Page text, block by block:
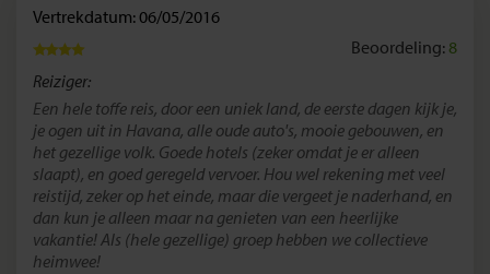
Vertrekdatum: 06/05/2016
Beoordeling: 8
Reiziger:
Een hele toffe reis, door een uniek land, de eerste dagen kijk je,
je ogen uit in Havana, alle oude auto's, mooie gebouwen, en
het gezellige volk. Goede hotels (zeker omdat je er alleen
slaapt), en goed geregeld vervoer. Hou wel rekening met veel
reistijd, zeker op het einde, maar die vergeet je naderhand, en
dan kun je alleen maar na genieten van een heerlijke
vakantie! Als (hele gezellige) groep hebben we collectieve
heimwee!